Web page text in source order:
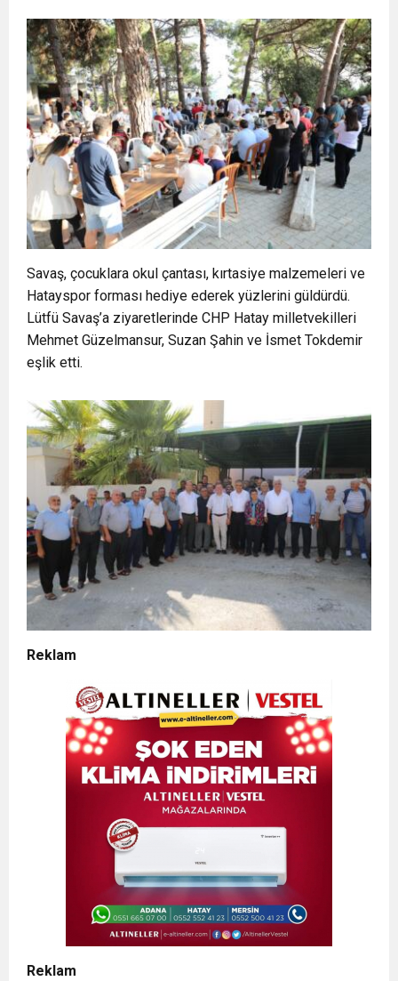
Savaş, çocuklara okul çantası, kırtasiye malzemeleri ve
Hatayspor forması hediye ederek yüzlerini güldürdü.
Lütfü Savaş’a ziyaretlerinde CHP Hatay milletvekilleri
Mehmet Güzelmansur, Suzan Şahin ve İsmet Tokdemir
eşlik etti.
Reklam
Reklam